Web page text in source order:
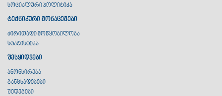
სოციალური პოლიტიკა
ტექნიკური მონაცემები
ძირითადი მოწყობილობა
სტატისტიკა
შესყიდვები
ანონსირება
განცხადებები
შედეგები